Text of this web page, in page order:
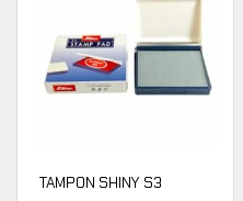
TAMPON SHINY S3